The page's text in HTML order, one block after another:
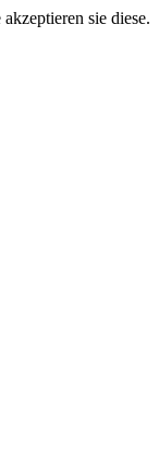
sie diese.